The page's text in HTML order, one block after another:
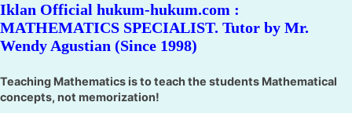
Iklan Official hukum-hukum.com :
MATHEMATICS SPECIALIST. Tutor by Mr.
Wendy Agustian (Since 1998)
Teaching Mathematics is to teach the students Mathematical
concepts, not memorization!